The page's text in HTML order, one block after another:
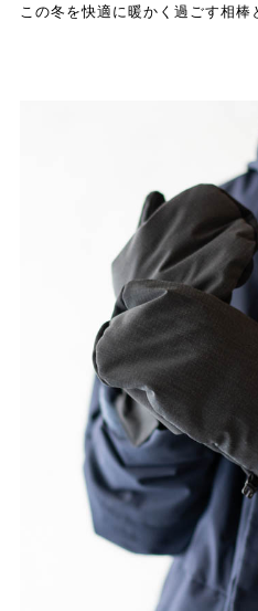
この冬を快適に暖かく過ごす相棒